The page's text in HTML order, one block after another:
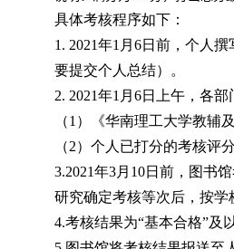
具体考核程序如下：
1. 2021年1 月 6日前，个人
要提交个人总结）。
2. 2021年1 月 6日上午，各
（1 ）《华南理工大学教辅
（2）个人已打分的考核评
3.2021年3月 10日前，图书
研究确定考核等次后，按
4.考核结果为“基本合格”及